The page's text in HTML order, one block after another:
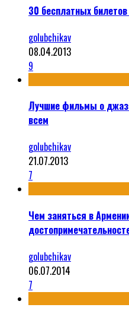
30 бесплатных
golubchikav
08.04.2013
9
Лучшие фильмы о
всем
golubchikav
21.07.2013
7
Чем заняться в
golubchikav
06.07.2014
7